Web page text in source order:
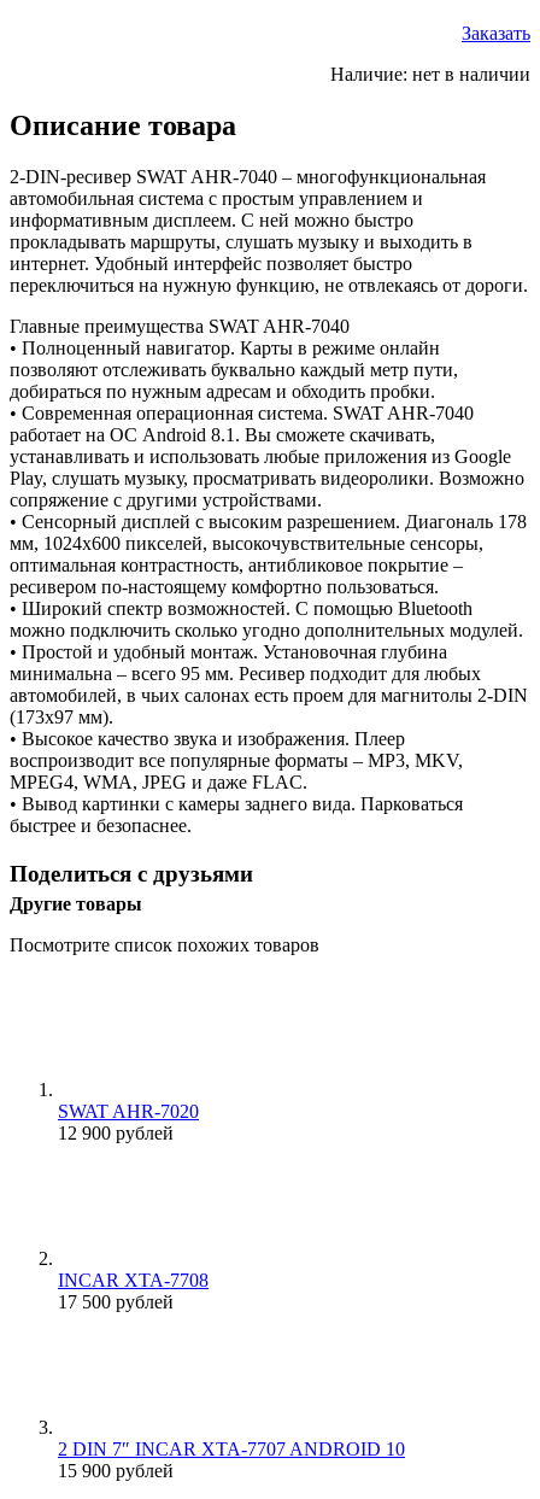
Заказать
Наличие: нет в наличии
Описание товара
2-DIN-ресивер SWAT AHR-7040 – многофункциональная
автомобильная система с простым управлением и
информативным дисплеем. С ней можно быстро
прокладывать маршруты, слушать музыку и выходить в
интернет. Удобный интерфейс позволяет быстро
переключиться на нужную функцию, не отвлекаясь от дороги.
Главные преимущества SWAT AHR-7040
• Полноценный навигатор. Карты в режиме онлайн
позволяют отслеживать буквально каждый метр пути,
добираться по нужным адресам и обходить пробки.
• Современная операционная система. SWAT AHR-7040
работает на ОС Android 8.1. Вы сможете скачивать,
устанавливать и использовать любые приложения из Google
Play, слушать музыку, просматривать видеоролики. Возможно
сопряжение с другими устройствами.
• Сенсорный дисплей с высоким разрешением. Диагональ 178
мм, 1024х600 пикселей, высокочувствительные сенсоры,
оптимальная контрастность, антибликовое покрытие –
ресивером по-настоящему комфортно пользоваться.
• Широкий спектр возможностей. С помощью Bluetooth
можно подключить сколько угодно дополнительных модулей.
• Простой и удобный монтаж. Установочная глубина
минимальна – всего 95 мм. Ресивер подходит для любых
автомобилей, в чьих салонах есть проем для магнитолы 2-DIN
(173х97 мм).
• Высокое качество звука и изображения. Плеер
воспроизводит все популярные форматы – MP3, MKV,
MPEG4, WMA, JPEG и даже FLAC.
• Вывод картинки с камеры заднего вида. Парковаться
быстрее и безопаснее.
Поделиться с друзьями
Другие товары
Посмотрите список похожих товаров
SWAT AHR-7020
12 900 рублей
INCAR XTA-7708
17 500 рублей
2 DIN 7″ INCAR XTA-7707 ANDROID 10
15 900 рублей